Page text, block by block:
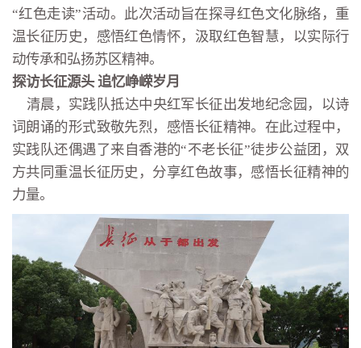
“红色走读”活动。此次活动旨在探寻红色文化脉络，重
温长征历史，感悟红色情怀，汲取红色智慧，以实际行
动传承和弘扬苏区精神。
探访长征源头 追忆峥嵘岁月
清晨，实践队抵达中央红军长征出发地纪念园，以诗
词朗诵的形式致敬先烈，感悟长征精神。在此过程中，
实践队还偶遇了来自香港的“不老长征”徒步公益团，双
方共同重温长征历史，分享红色故事，感悟长征精神的
力量。